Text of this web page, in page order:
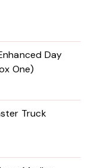
Day
One)
Truck